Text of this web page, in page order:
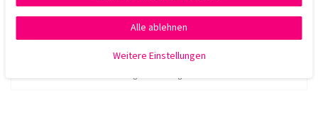
UVP 28,00 € 26,45 € *
300Milliliter| 88,17 € / Liter
In den Warenkorb
Alle ablehnen
Weitere Einstellungen